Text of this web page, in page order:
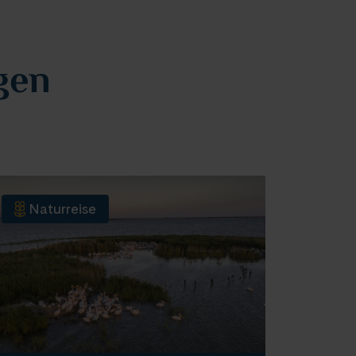
Naturreise